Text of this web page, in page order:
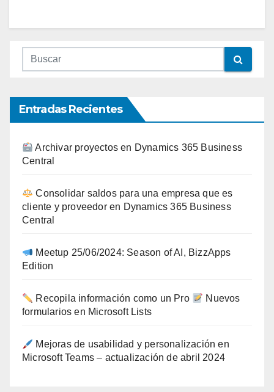
Entradas Recientes
Archivar proyectos en Dynamics 365 Business
Central
Consolidar saldos para una empresa que es
cliente y proveedor en Dynamics 365 Business
Central
Meetup 25/06/2024: Season of AI, BizzApps
Edition
Recopila información como un Pro
Nuevos
formularios en Microsoft Lists
Mejoras de usabilidad y personalización en
Microsoft Teams – actualización de abril 2024